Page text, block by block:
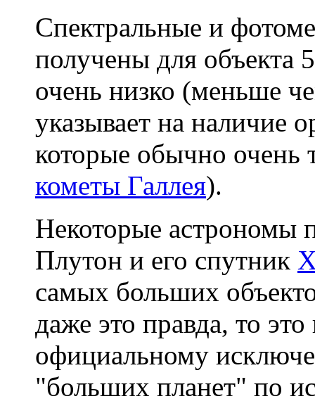
Спектральные и
получены для объекта
очень низко (меньше
указывает на наличие
которые обычно очень
кометы Галлея).
Некоторые астрономы
Плутон и его спутник
самых больших
даже это правда, то
официальному
"больших планет" по